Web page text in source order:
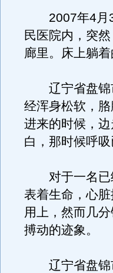
2007年4月
民医院内，突
廊里。床上躺
辽宁省盘锦
经浑身松软，
进来的时候，
白，那时候呼吸
对于一名已
表着生命，心
用上，然而几
搏动的迹象。
辽宁省盘锦